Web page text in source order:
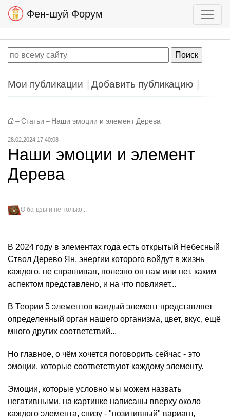
Фен-шуй Форум
Мои публикации Добавить публикацию
– Статьи – Наши эмоции и элемент Дерева
28.02.2024 17:40:08
Наши эмоции и элемент
Дерева
О ба-цзы и не только...
В 2024 году в элементах года есть открытый Небесный
Ствол Дерево Ян, энергии которого войдут в жизнь
каждого, не спрашивая, полезно он нам или нет, каким
аспектом представлено, и на что повлияет...
В Теории 5 элементов каждый элемент представляет
определенный орган нашего организма, цвет, вкус, ещё
много других соответствий...
Но главное, о чём хочется поговорить сейчас - это
эмоции, которые соответствуют каждому элементу.
Эмоции, которые условно мы можем назвать
негативными, на картинке написаны вверху около
каждого элемента, снизу - "позитивный" вариант,